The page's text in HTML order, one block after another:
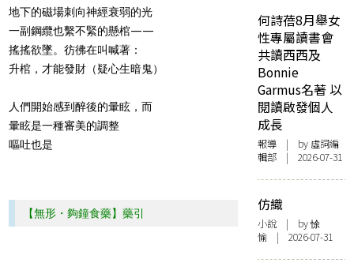
地下的磁場刺向神經衰弱的光
一副鋼纜也繫不緊的懸棺——
搖搖欲墜。彷彿在叫喊著：
升棺，才能發財（疑心生暗鬼）
人們開始感到醉後的暈眩，而
暈眩是一種審美的調整
嘔吐也是
【無形・夠鐘食藥】藥引
何詩蓓8月舉女
性專屬讀書會
共讀西西及
Bonnie
Garmus名著 以
閱讀啟發個人
成長
報導 | by 虛詞編
輯部 | 2026-07-31
仿織
小說 | by 悇
愉 | 2026-07-31